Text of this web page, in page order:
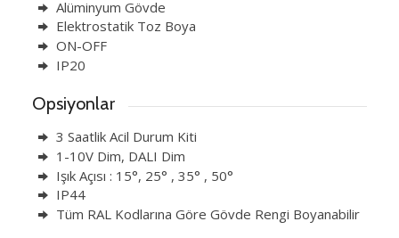
Alüminyum Gövde
Elektrostatik Toz Boya
ON-OFF
IP20
Opsiyonlar
3 Saatlik Acil Durum Kiti
1-10V Dim, DALI Dim
Işık Açısı : 15°, 25° , 35° , 50°
IP44
Tüm RAL Kodlarına Göre Gövde Rengi Boyanabilir